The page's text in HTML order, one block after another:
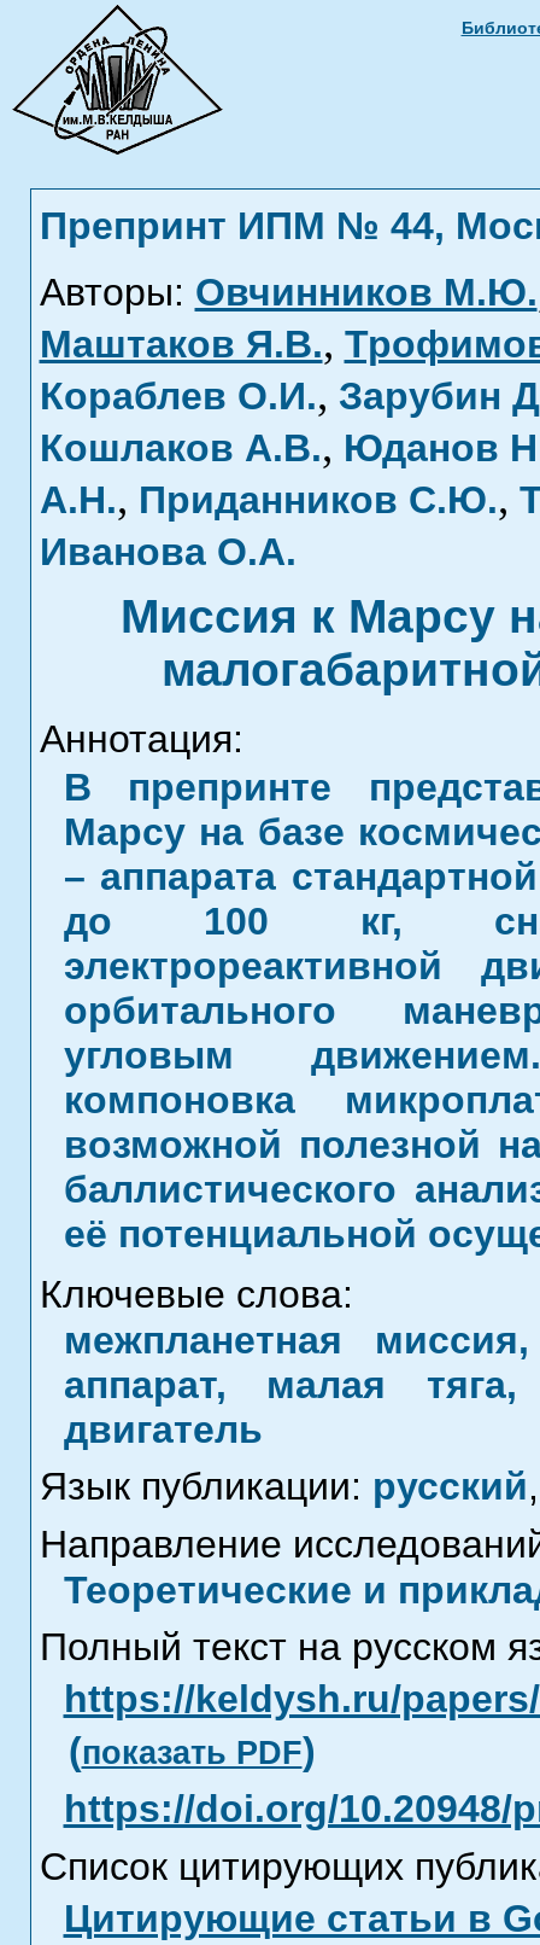
Препринт ИПМ № 44,
Авторы: Овчинников М.Ю.
Маштаков Я.В.,
Кораблев О.И., Зарубин
Кошлаков А.В., Юданов
А.Н., Приданников С.Ю.,
Иванова О.А.
Миссия к Марсу
Аннотация:
В препринте
Марсу на базе
– аппарата
до 100 кг,
электрореактивной
орбитального
угловым
компоновка
возможной полезной
баллистического
её потенциальной
Ключевые слова:
межпланетная
аппарат, малая
двигатель
Язык публикации: русский,
Направление
Теоретические и
Полный текст на русском
https://keldysh.ru/
(показать PDF)
https://doi.org/10.20948/
Список цитирующих
Цитирующие статьи в